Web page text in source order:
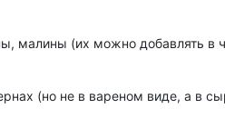
малины (их можно добавлять в
(но не в вареном виде, а в